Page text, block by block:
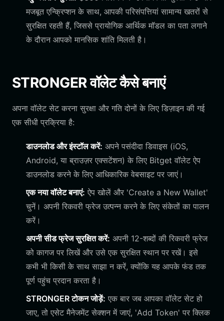
मजबूत एन्क्रिप्शन के साथ, आपकी परिसंपत्तियां सामान्य खतरों से
सुरक्षित रहती हैं, जिससे प्रायोगिक आर्थिक मॉडल का पता लगाने
के दौरान आपको मानसिक शांति मिलती है।
STRONGER वॉलेट कैसे बनाएं
अपना वॉलेट सेट करना सुरक्षा और गति दोनों के लिए डिज़ाइन की गई
एक सीधी प्रक्रिया है:
डाउनलोड और इंस्टॉल करें: अपने पसंदीदा डिवाइस (iOS,
Android, या ब्राउज़र एक्सटेंशन) के लिए Bitget वॉलेट ऐप
डाउनलोड करने के लिए आधिकारिक वेबसाइट पर जाएं।
एक नया वॉलेट बनाएं: ऐप खोलें और 'Create a New Wallet'
चुनें। अपनी रिकवरी फ्रेज उत्पन्न करने के लिए संकेतों का पालन
करें।
अपनी सीड फ्रेज सुरक्षित करें: अपनी 12-शब्दों की रिकवरी फ्रेज
को कागज पर लिखें और उसे एक सुरक्षित स्थान पर रखें। इसे
कभी भी किसी के साथ साझा न करें, क्योंकि यह आपके फंड तक
पूर्ण पहुंच प्रदान करता है।
STRONGER टोकन जोड़ें: एक बार जब आपका वॉलेट सेट हो
जाए, तो एसेट मैनेजमेंट सेक्शन में जाएं, 'Add Token' पर क्लिक